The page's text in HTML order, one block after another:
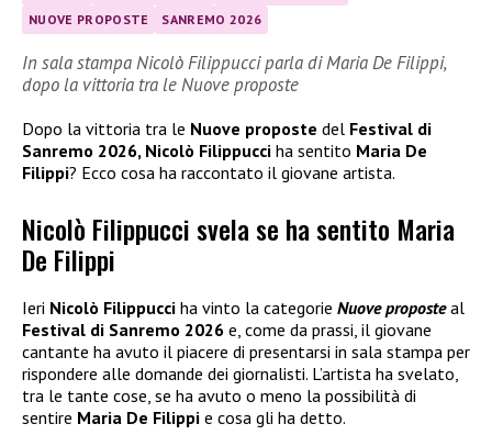
NUOVE PROPOSTE
SANREMO 2026
In sala stampa Nicolò Filippucci parla di Maria De Filippi,
dopo la vittoria tra le Nuove proposte
Dopo la vittoria tra le Nuove proposte del Festival di
Sanremo 2026, Nicolò Filippucci ha sentito Maria De
Filippi? Ecco cosa ha raccontato il giovane artista.
Nicolò Filippucci svela se ha sentito Maria
De Filippi
Ieri Nicolò Filippucci ha vinto la categorie Nuove proposteal
Festival di Sanremo 2026 e, come da prassi, il giovane
cantante ha avuto il piacere di presentarsi in sala stampa per
rispondere alle domande dei giornalisti. L’artista ha svelato,
tra le tante cose, se ha avuto o meno la possibilità di
sentire Maria De Filippi e cosa gli ha detto.